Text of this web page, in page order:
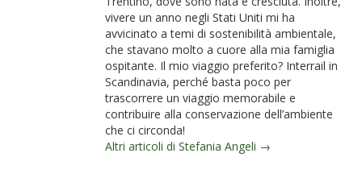
vivere un anno negli Stati Uniti mi ha
avvicinato a temi di sostenibilità ambientale,
che stavano molto a cuore alla mia famiglia
ospitante. Il mio viaggio preferito? Interrail in
Scandinavia, perché basta poco per
trascorrere un viaggio memorabile e
contribuire alla conservazione dell’ambiente
che ci circonda!
Altri articoli di Stefania Angeli →